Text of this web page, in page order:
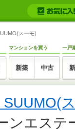
スーモ)
マンションを買う
新築 中古
一戸
ンエステ